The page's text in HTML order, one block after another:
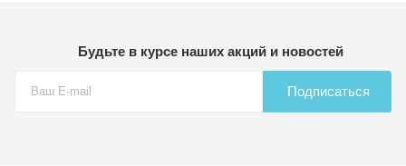
Будьте в курсе наших акций и новостей
Подписаться